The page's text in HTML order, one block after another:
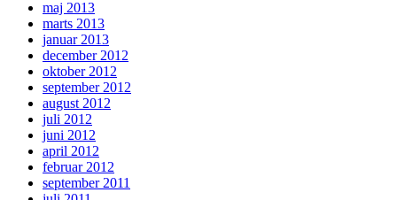
maj 2013
marts 2013
januar 2013
december 2012
oktober 2012
september 2012
august 2012
juli 2012
juni 2012
april 2012
februar 2012
september 2011